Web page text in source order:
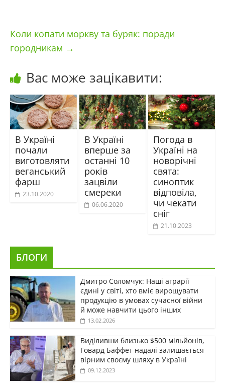
Коли копати моркву та буряк: поради
городникам →
Вас може зацікавити:
В Україні
почали
виготовляти
веганський
фарш
23.10.2020
В Україні
вперше за
останні 10
років
зацвіли
смереки
06.06.2020
Погода в
Україні на
новорічні
свята:
синоптик
відповіла,
чи чекати
сніг
21.10.2023
БЛОГИ
Дмитро Соломчук: Наші аграрії
єдині у світі, хто вміє вирощувати
продукцію в умовах сучасної війни
й може навчити цього інших
13.02.2026
Виділивши близько $500 мільйонів,
Говард Баффет надалі залишається
вірним своєму шляху в Україні
09.12.2023